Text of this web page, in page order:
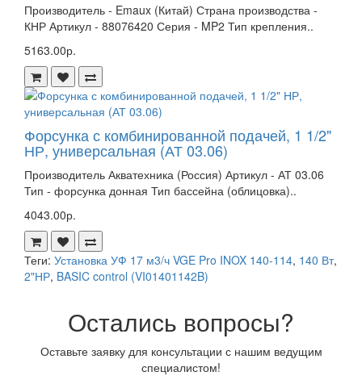
Производитель - Emaux (Китай) Страна производства -
КНР Артикул - 88076420 Серия - MP2 Тип крепления..
5163.00р.
Форсунка с комбинированной подачей, 1 1/2"
НР, универсальная (АТ 03.06)
Производитель Акватехника (Россия) Артикул - АТ 03.06
Тип - форсунка донная Тип бассейна (облицовка)..
4043.00р.
Теги: Установка УФ 17 м3/ч VGE Pro INOX 140-114, 140 Вт,
2"НР, BASIC control (VI01401142B)
Остались вопросы?
Оставьте заявку для консультации с нашим ведущим
специалистом!